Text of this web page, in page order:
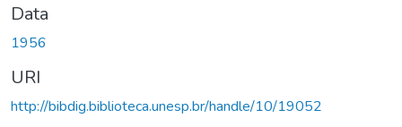
Data
1956
URI
http://bibdig.biblioteca.unesp.br/handle/10/19052